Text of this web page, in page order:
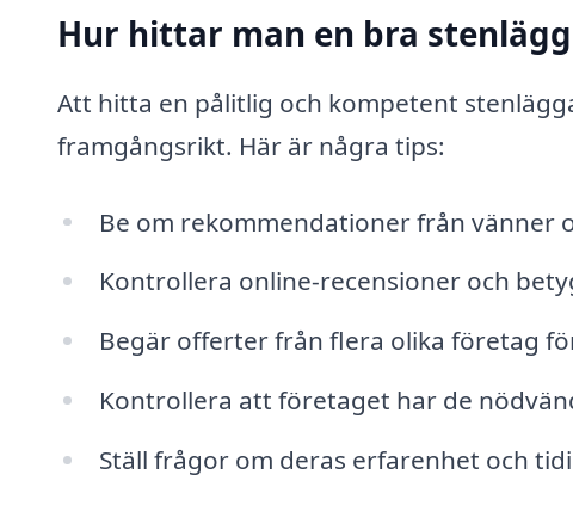
Hur hittar man en bra
Att hitta en pålitlig och kompetent
framgångsrikt. Här är några tips:
Be om rekommendationer från vänner
Kontrollera online-recensioner och
Begär offerter från flera olika företag
Kontrollera att företaget har de
Ställ frågor om deras erfarenhet och